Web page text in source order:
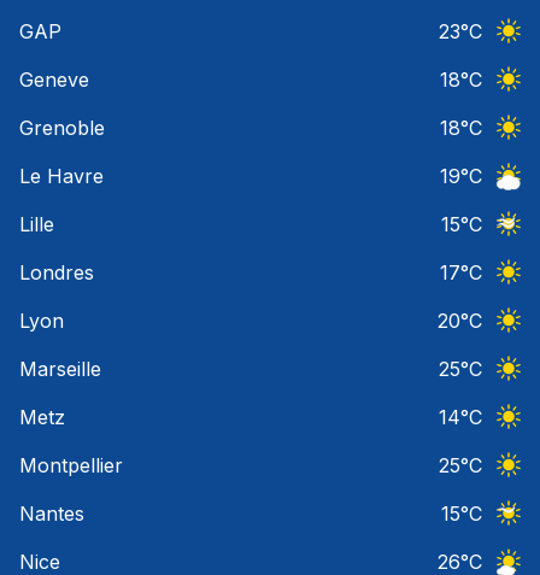
GAP
23°C
Geneve
18°C
Grenoble
18°C
Le Havre
19°C
Lille
15°C
Londres
17°C
Lyon
20°C
Marseille
25°C
Metz
14°C
Montpellier
25°C
Nantes
15°C
Nice
26°C